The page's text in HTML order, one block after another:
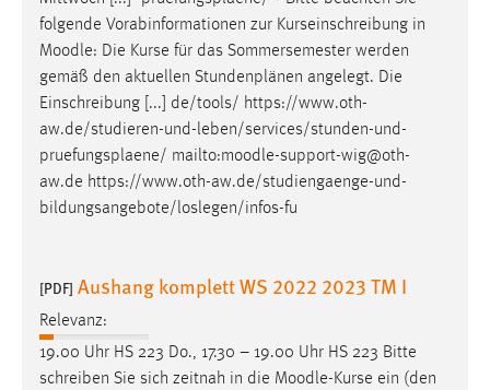
folgende Vorabinformationen zur Kurseinschreibung in
Moodle: Die Kurse für das Sommersemester werden
gemäß den aktuellen Stundenplänen angelegt. Die
Einschreibung [...] de/tools/ https://www.oth-
aw.de/studieren-und-leben/services/stunden-und-
pruefungsplaene/ mailto:moodle-support-wig@oth-
aw.de https://www.oth-aw.de/studiengaenge-und-
bildungsangebote/loslegen/infos-fu
[PDF] Aushang komplett WS 2022 2023 TM I
Relevanz:
19.00 Uhr HS 223 Do., 17.30 – 19.00 Uhr HS 223 Bitte
schreiben Sie sich zeitnah in die Moodle-Kurse ein (den